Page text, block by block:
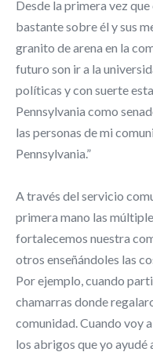
Desde la primera vez
bastante sobre él y sus
granito de arena en la
futuro son ir a la
políticas y con suerte
Pennsylvania como
las personas de mi
Pennsylvania.”
A través del servicio
primera mano las
fortalecemos nuestra
otros enseñándoles las
Por ejemplo, cuando
chamarras donde
comunidad. Cuando voy
los abrigos que yo ayudé